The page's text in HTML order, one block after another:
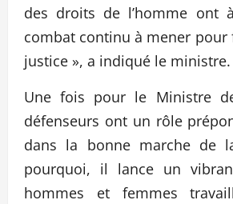
des droits de l’homme ont
combat continu à mener pour
justice », a indiqué le ministre.
Une fois pour le Ministre
défenseurs ont un rôle
dans la bonne marche de
pourquoi, il lance un
hommes et femmes